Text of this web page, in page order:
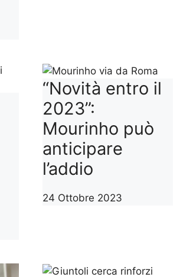
“Novità entro il
2023”:
Mourinho può
anticipare
l’addio
24 Ottobre 2023